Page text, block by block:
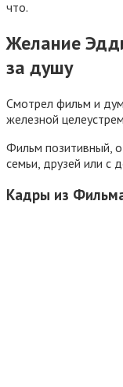
что.
Желание
за душу
Смотрел фильм и
железной
Фильм позитивный,
семьи, друзей или с
Кадры из